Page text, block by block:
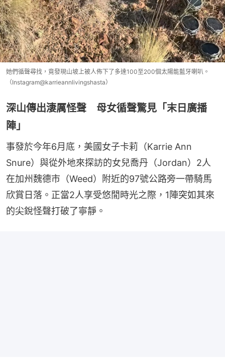
她們循聲尋找，竟發現山坡上被人佈下了多達100至200個太陽能藍牙喇叭。
（Instagram@karrieannlivingshasta）
深山傳出淒厲怪聲 母女循聲驚見「末日廣播
陣」
事發於今年6月底，美國女子卡莉（Karrie Ann
Snure）與從外地來探訪的女兒喬丹（Jordan）2人
在加州魏德市（Weed）附近的97號公路旁一帶騎馬
欣賞日落。正當2人享受悠閒時光之際，1陣突如其來
的尖銳怪聲打破了寧靜。